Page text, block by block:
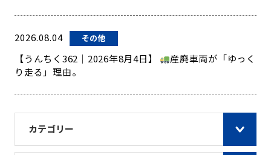
カテゴリー
2026.08.04 その他
【うんちく362｜2026年8月4日】
産廃車両が「ゆっく
り走る」理由。